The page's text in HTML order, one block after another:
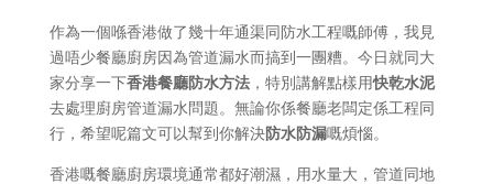
作為一個喺香港做了幾十年通渠同防水工程嘅師傅，我見
過唔少餐廳廚房因為管道漏水而搞到一團糟。今日就同大
家分享一下香港餐廳防水方法，特別講解點樣用快乾水泥
去處理廚房管道漏水問題。無論你係餐廳老闆定係工程同
行，希望呢篇文可以幫到你解決防水防漏嘅煩惱。
香港嘅餐廳廚房環境通常都好潮濕，用水量大，管道同地